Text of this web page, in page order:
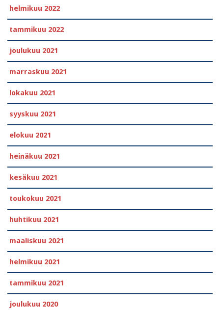
helmikuu 2022
tammikuu 2022
joulukuu 2021
marraskuu 2021
lokakuu 2021
syyskuu 2021
elokuu 2021
heinäkuu 2021
kesäkuu 2021
toukokuu 2021
huhtikuu 2021
maaliskuu 2021
helmikuu 2021
tammikuu 2021
joulukuu 2020